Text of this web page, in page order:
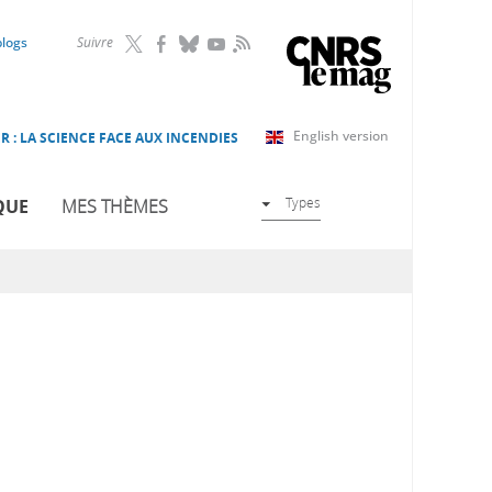
Suivre RSS
English version
: LA SCIENCE FACE AUX INCENDIES
MES THÈMES Types